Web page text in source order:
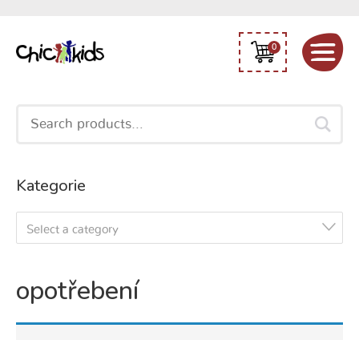
0
Search
Kategorie
Select a category
opotřebení